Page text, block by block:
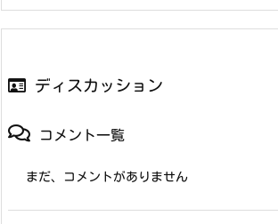
ディスカッション
コメント一覧
まだ、コメントがありません